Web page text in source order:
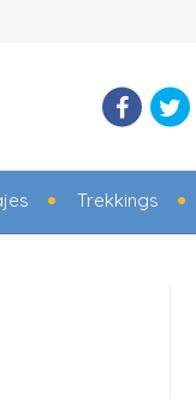
Trekkings